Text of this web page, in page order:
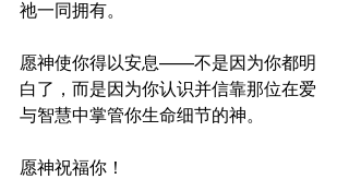
祂一同拥有。
愿神使你得以安息——不是因为你都明
白了，而是因为你认识并信靠那位在爱
与智慧中掌管你生命细节的神。
愿神祝福你！